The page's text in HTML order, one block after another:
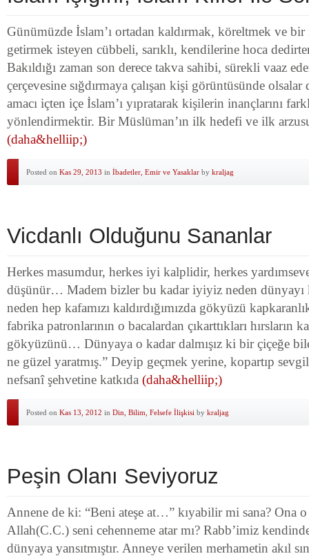
Günümüzde İslam’ı ortadan kaldırmak, köreltmek ve bir
getirmek isteyen cübbeli, sarıklı, kendilerine hoca
Bakıldığı zaman son derece takva sahibi, sürekli vaaz
çerçevesine sığdırmaya çalışan kişi görüntüsünde
amacı içten içe İslam’ı yıpratarak kişilerin inançlarını
yönlendirmektir. Bir Müslüman’ın ilk hedefi ve ilk
(daha&helliip;)
Posted on Kas 29, 2013 in İbadetler, Emir ve Yasaklar by kraljag
Vicdanlı Olduğunu Sananlar
Herkes masumdur, herkes iyi kalplidir, herkes
düşünür… Madem bizler bu kadar iyiyiz neden dünyayı
neden hep kafamızı kaldırdığımızda gökyüzü
fabrika patronlarının o bacalardan çıkarttıkları hırsların
gökyüzünü… Dünyaya o kadar dalmışız ki bir çiçeğe bile
ne güzel yaratmış.” Deyip geçmek yerine, kopartıp
nefsanî şehvetine katkıda (daha&helliip;)
Posted on Kas 13, 2012 in Din, Bilim, Felsefe İlişkisi by kraljag
Peşin Olanı Seviyoruz
Annene de ki: “Beni ateşe at…” kıyabilir mi sana? Ona
Allah(C.C.) seni cehenneme atar mı? Rabb’imiz
dünyaya yansıtmıştır. Anneye verilen merhametin akıl